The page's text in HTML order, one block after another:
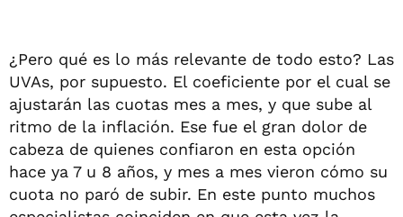
¿Pero qué es lo más relevante de todo esto? Las
UVAs, por supuesto. El coeficiente por el cual se
ajustarán las cuotas mes a mes, y que sube al
ritmo de la inflación. Ese fue el gran dolor de
cabeza de quienes confiaron en esta opción
hace ya 7 u 8 años, y mes a mes vieron cómo su
cuota no paró de subir. En este punto muchos